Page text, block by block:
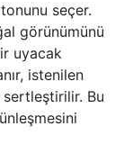
seçer.
görünümünü
uyacak
istenilen
Bu